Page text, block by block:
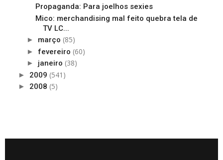
Propaganda: Para joelhos sexies
Mico: merchandising mal feito quebra tela de
TV LC...
► março (85)
► fevereiro (60)
► janeiro (38)
► 2009 (541)
► 2008 (5)